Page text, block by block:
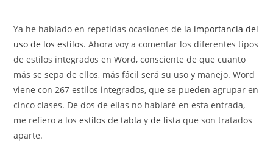
entrada:
entrada:
Ya he hablado en repetidas ocasiones de la importancia del
uso de los estilos. Ahora voy a comentar los diferentes tipos
de estilos integrados en Word, consciente de que cuanto
más se sepa de ellos, más fácil será su uso y manejo. Word
viene con 267 estilos integrados, que se pueden agrupar en
cinco clases. De dos de ellas no hablaré en esta entrada,
me refiero a losestilos de tabla yde lista que son tratados
aparte.